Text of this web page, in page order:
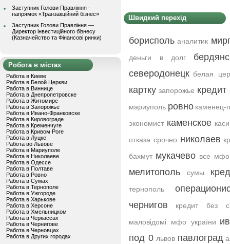
Заступник Голови Правління -
напрямок «Транзакційний бізнес»
Заступник Голови Правління —
Директор інвестиційного бізнесу
(Казначейство та Фінансові ринки)
Робота в містах
Работа в Киеве
Работа в Белой Церкви
Работа в Виннице
Работа в Днепропетровске
Работа в Житомире
Работа в Запорожье
Работа в Ивано-Франковске
Работа в Кировограде
Работа в Кременчуге
Работа в Кривом Роге
Работа в Луцке
Работа во Львове
Работа в Мариуполе
Работа в Николаеве
Работа в Одессе
Работа в Полтаве
Работа в Ровно
Работа в Сумах
Работа в Тернополе
Работа в Ужгороде
Работа в Харькове
Работа в Херсоне
Работа в Хмельницком
Работа в Черкассах
Работа в Чернигове
Работа в Черновцах
Работа в Других городах
Швидкий перехід
борисполь аналитик
деньги в долг
северодонецк белая
картку запорожье
мариуполь ровно каменец-
экономист каменское
отказа срочно николаев
бахмут мукачево все мфо
мелитополь сумы
тернополь
чернигов
кредит без
маловідомі мфо україни
под 0 львов павлоград